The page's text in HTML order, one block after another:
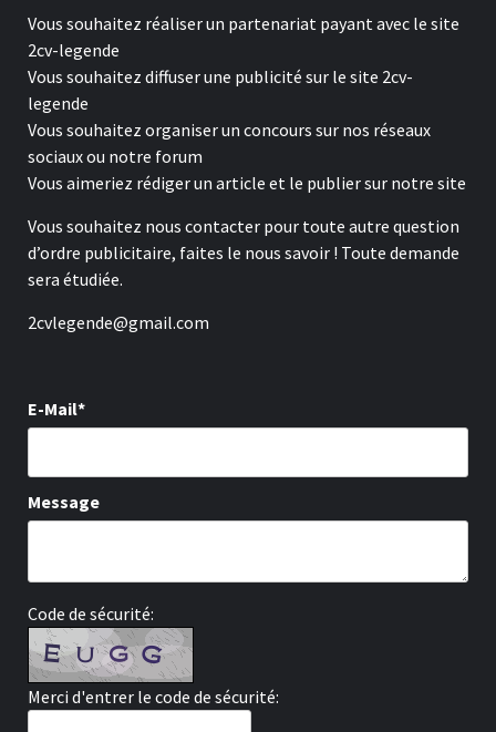
Vous souhaitez réaliser un partenariat payant avec le site
2cv-legende
Vous souhaitez diffuser une publicité sur le site 2cv-
legende
Vous souhaitez organiser un concours sur nos réseaux
sociaux ou notre forum
Vous aimeriez rédiger un article et le publier sur notre site
Vous souhaitez nous contacter pour toute autre question
d’ordre publicitaire, faites le nous savoir ! Toute demande
sera étudiée.
2cvlegende@gmail.com
E-Mail*
Message
Code de sécurité:
Merci d'entrer le code de sécurité: